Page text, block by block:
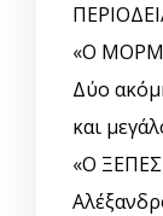
«Ο
Δύο
και
«Ο